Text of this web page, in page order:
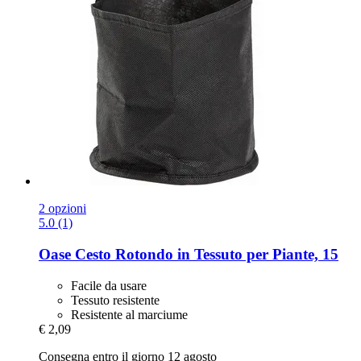
2 opzioni
5.0 (1)
Oase Cesto Rotondo in Tessuto per Piante, 15
Facile da usare
Tessuto resistente
Resistente al marciume
€ 2,09
Consegna entro il giorno 12 agosto